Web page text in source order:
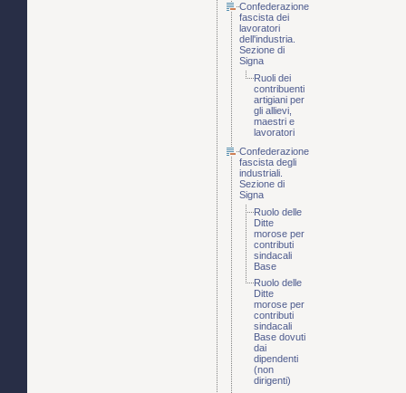
Confederazione
fascista dei
lavoratori
dell'industria.
Sezione di
Signa
Ruoli dei
contribuenti
artigiani per
gli allievi,
maestri e
lavoratori
Confederazione
fascista degli
industriali.
Sezione di
Signa
Ruolo delle
Ditte
morose per
contributi
sindacali
Base
Ruolo delle
Ditte
morose per
contributi
sindacali
Base dovuti
dai
dipendenti
(non
dirigenti)